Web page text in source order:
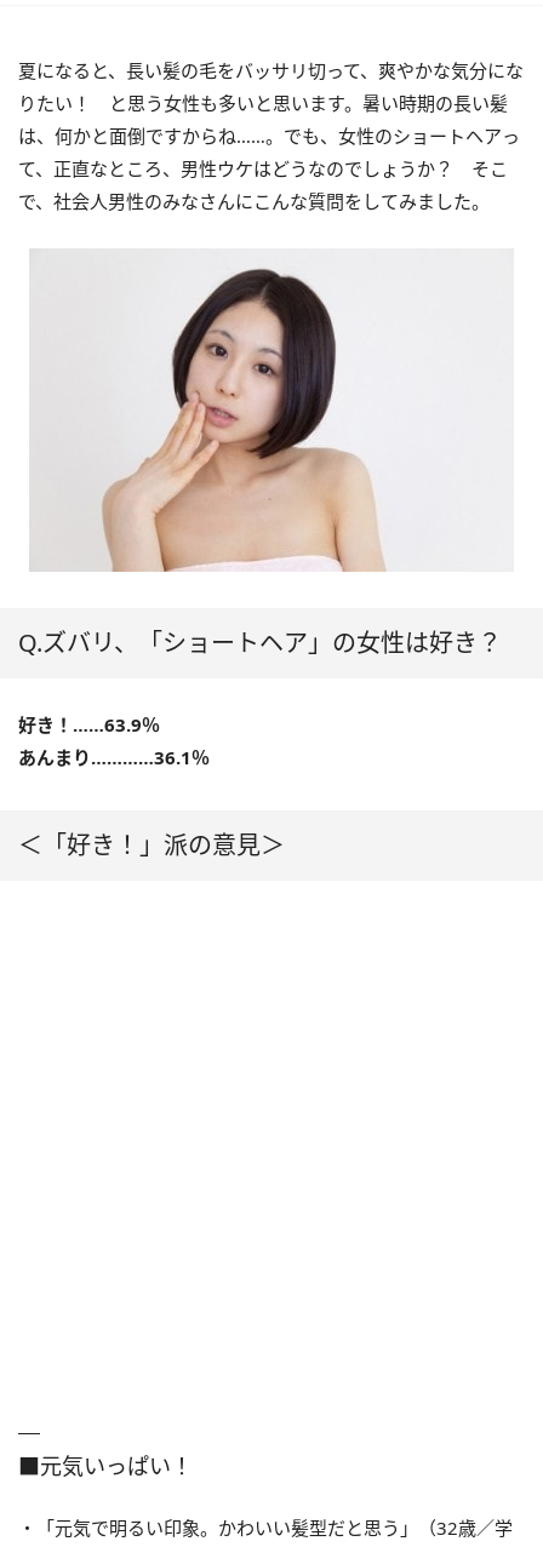
夏になると、長い髪の毛をバッサリ切って、爽やかな気分にな
りたい！ と思う女性も多いと思います。暑い時期の長い髪
は、何かと面倒ですからね……。でも、女性のショートヘアっ
て、正直なところ、男性ウケはどうなのでしょうか？ そこ
で、社会人男性のみなさんにこんな質問をしてみました。
Q.ズバリ、「ショートヘア」の女性は好き？
好き！……63.9％
あんまり…………36.1％
＜「好き！」派の意見＞
■元気いっぱい！
・「元気で明るい印象。かわいい髪型だと思う」（32歳／学